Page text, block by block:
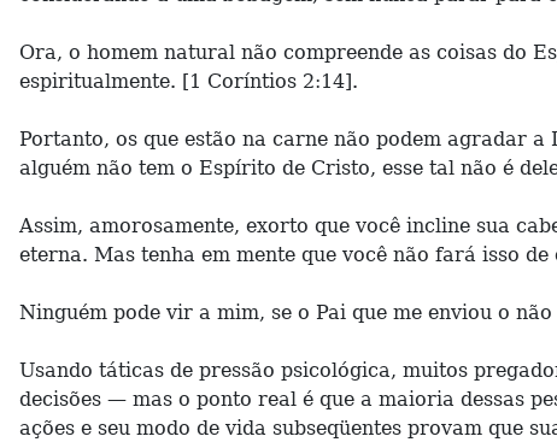
Ora, o homem natural não compreende as coisas do
espiritualmente. [1 Coríntios 2:14].
Portanto, os que estão na carne não podem agradar a
alguém não tem o Espírito de Cristo, esse tal não é
Assim, amorosamente, exorto que você incline sua
eterna. Mas tenha em mente que você não fará isso
Ninguém pode vir a mim, se o Pai que me enviou o
Usando táticas de pressão psicológica, muitos
decisões — mas o ponto real é que a maioria dessas
ações e seu modo de vida subseqüentes provam que